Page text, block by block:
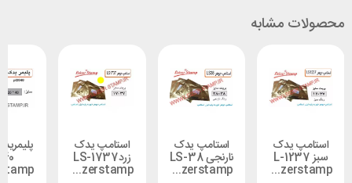
مشابه
یدک
leizerstamp
استامپ یدک
نارنجی LS-38
leizerstamp
استامپ یدک
زردLS-1737
leizerstamp
پلیمریدک LS-
leizerstamp